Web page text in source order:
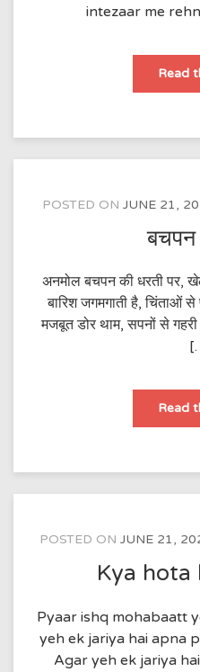
intezaar me
Read
POSTED ON JUNE 21,
अनमोल बचपन की धरती पर,
बारिश जगमगाती है, चिंताओं
मजबूत डोर थाम, सपनों से
Read
POSTED ON JUNE 21,
Kya hota
Pyaar ishq mohabaatt
yeh ek jariya hai apna
Agar yeh ek jariya